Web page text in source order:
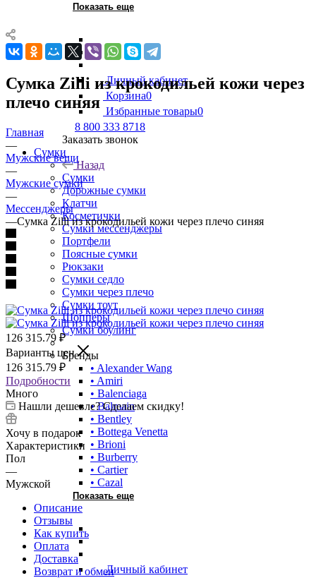
Показать еще
Личный кабинет
Корзина0
Избранные товары0
8 800 333 8718
Заказать звонок
Сумки
Назад
Сумки
Дорожные сумки
Клатчи
Косметички
Сумки мессенджеры
Портфели
Поясные сумки
Рюкзаки
Сумки седло
Сумки через плечо
Сумки тоут
Шопперы
Сумки боулинг
Бренды
• Alexander Wang
• Amiri
• Balenciaga
• Balmain
• Bentley
• Bottega Venetta
• Brioni
• Burberry
• Cartier
• Cazal
Показать еще
Личный кабинет
Сумка Zilli из крокодильей кожи через
плечо синяя
Главная
—
Мужские вещи
—
Мужские сумки
—
Мессенджеры
—Сумка Zilli из крокодильей кожи через плечо синяя
126 315.79 ₽
Варианты цен
126 315.79 ₽
Подробности
Много
Нашли дешевле? Сделаем скидку!
Хочу в подарок
Характеристики
Пол
—
Мужской
Описание
Отзывы
Как купить
Оплата
Доставка
Возврат и обмен